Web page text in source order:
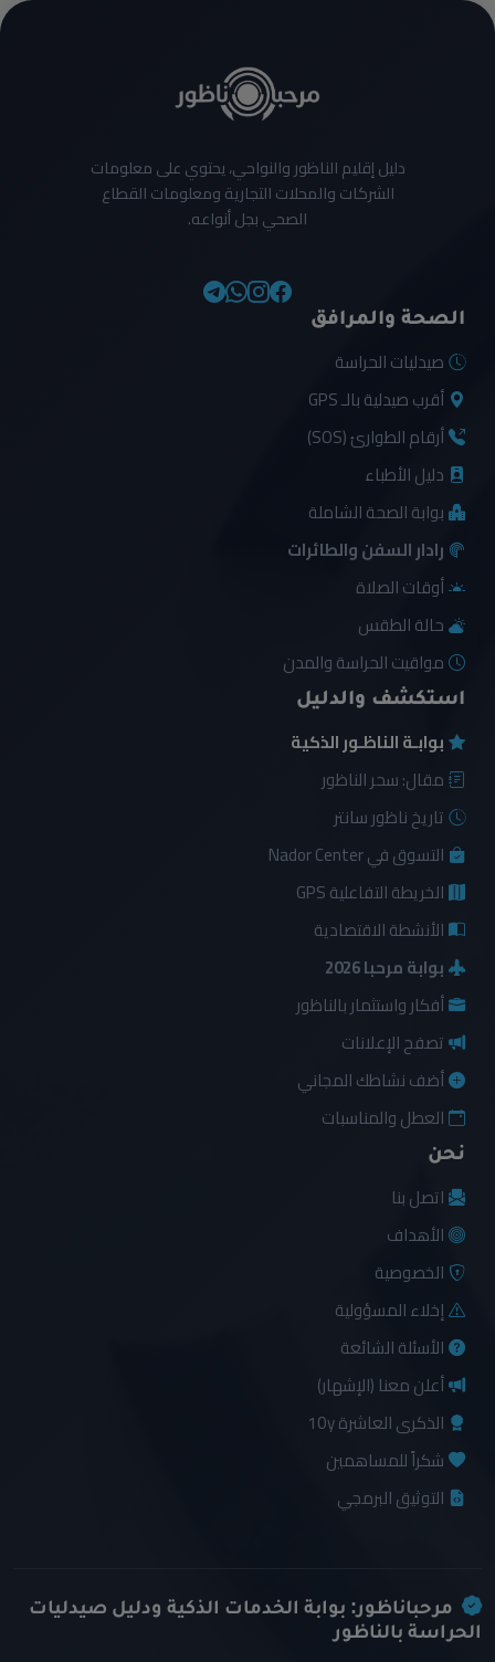
دليل إقليم الناظور والنواحي، يحتوي على معلومات
الشركات والمحلات التجارية ومعلومات القطاع
الصحي بجل أنواعه.
الصحة والمرافق
صيدليات الحراسة
أقرب صيدلية بالـ GPS
أرقام الطوارئ (SOS)
دليل الأطباء
بوابة الصحة الشاملة
رادار السفن والطائرات
أوقات الصلاة
حالة الطقس
مواقيت الحراسة والمدن
استكشف والدليل
بوابـة الناظـور الذكية
مقال: سحر الناظور
تاريخ ناظور سانتر
التسوق في Nador Center
الخريطة التفاعلية GPS
الأنشطة الاقتصادية
بوابة مرحبا 2026
أفكار واستثمار بالناظور
تصفح الإعلانات
أضف نشاطك المجاني
العطل والمناسبات
نحن
اتصل بنا
الأهداف
الخصوصية
إخلاء المسؤولية
الأسئلة الشائعة
أعلن معنا (الإشهار)
الذكرى العاشرة 10y
شكراً للمساهمين
التوثيق البرمجي
مرحباناظور: بوابة الخدمات الذكية ودليل صيدليات
الحراسة بالناظور